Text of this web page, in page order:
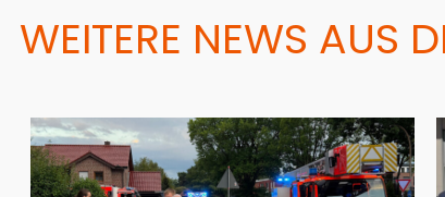
WEITERE NEWS AUS